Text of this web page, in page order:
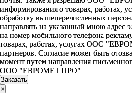
информирования о товарах, работах,
обработку вышеперечисленных
направлять на указанный мною адрес
на номер мобильного телефона
товарах, работах, услугах ООО
партнеров. Согласие может быть
момент путем направления
ООО "ЕВРОМЕТ ПРО"
×